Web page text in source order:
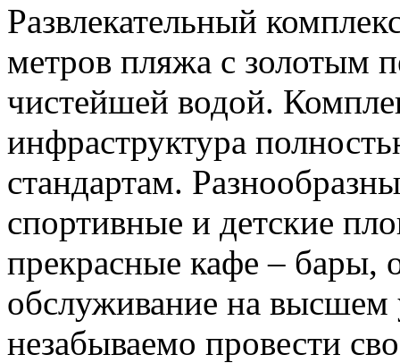
Развлекательный
метров пляжа с золотым
чистейшей водой.
инфраструктура
стандартам.
спортивные и детские
прекрасные кафе – бары,
обслуживание на высшем
незабываемо провести